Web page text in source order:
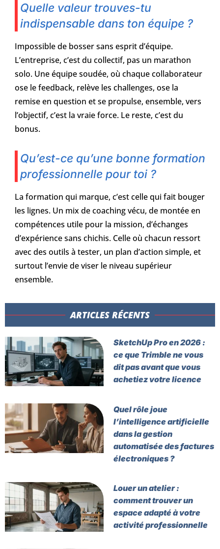
Quelle valeur trouves-tu
indispensable dans ton équipe ?
Impossible de bosser sans esprit d’équipe.
L’entreprise, c’est du collectif, pas un marathon
solo. Une équipe soudée, où chaque collaborateur
ose le feedback, relève les challenges, ose la
remise en question et se propulse, ensemble, vers
l’objectif, c’est la vraie force. Le reste, c’est du
bonus.
Qu’est-ce qu’une bonne formation
professionnelle pour toi ?
La formation qui marque, c’est celle qui fait bouger
les lignes. Un mix de coaching vécu, de montée en
compétences utile pour la mission, d’échanges
d’expérience sans chichis. Celle où chacun ressort
avec des outils à tester, un plan d’action simple, et
surtout l’envie de viser le niveau supérieur
ensemble.
ARTICLES RÉCENTS​
SketchUp Pro en 2026 :
ce que Trimble ne vous
dit pas avant que vous
achetiez votre licence
Quel rôle joue
l’intelligence artificielle
dans la gestion
automatisée des factures
électroniques ?
Louer un atelier :
comment trouver un
espace adapté à votre
activité professionnelle